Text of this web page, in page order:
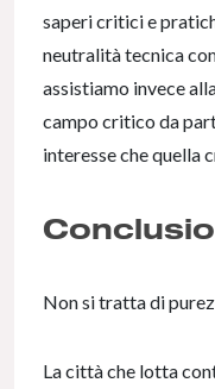
saperi critici e
neutralità tecnica
assistiamo invece
campo critico da
interesse che quella
Non si tratta di
La città che lotta